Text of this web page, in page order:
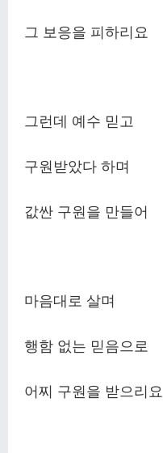
그 보응을 피하리요
그런데 예수 믿고
구원받았다 하며
값싼 구원을 만들어
마음대로 살며
행함 없는 믿음으로
어찌 구원을 받으리요